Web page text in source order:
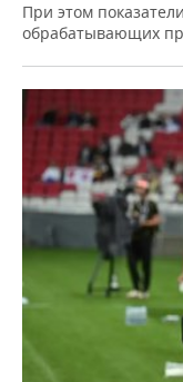
При этом
обрабатывающих